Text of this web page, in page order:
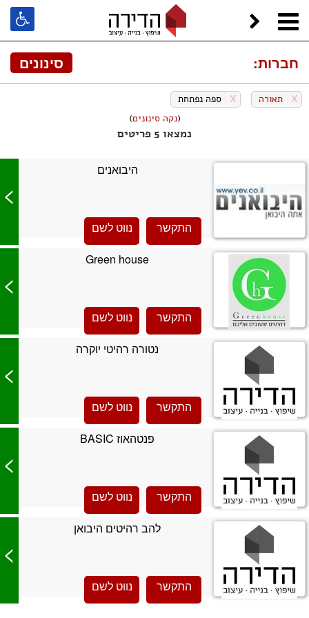
חברות: סינונים
X תאורה X
ספה נפתחת
(נקה סינונים)
נמצאו 5 פריטים
היבואנים
התקשר נווט לשם
>
Green house
התקשר נווט לשם
>
נטורה רהיטי יוקרה
התקשר נווט לשם
>
פנטהאוז BASIC
התקשר נווט לשם
>
להב רהיטים היבואן
התקשר נווט לשם
>